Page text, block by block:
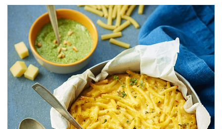
DIFFICULTÉ